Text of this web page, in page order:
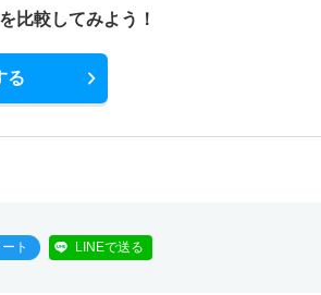
比較してみよう！
る
ト LINEで送る